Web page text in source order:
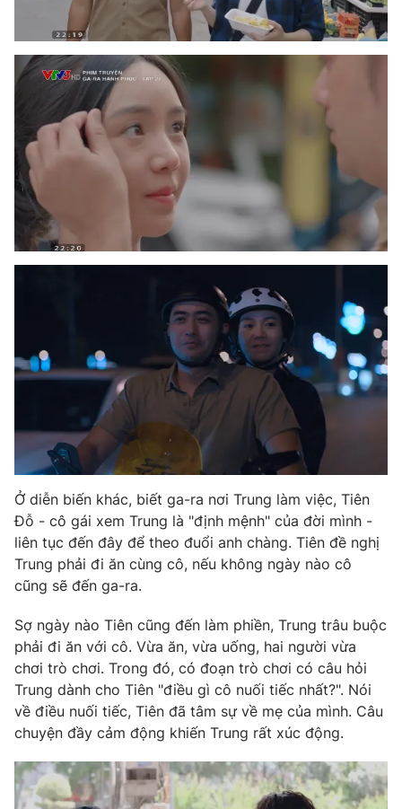
Ở diễn biến khác, biết ga-ra nơi Trung làm việc, Tiên
Đỗ - cô gái xem Trung là "định mệnh" của đời mình -
liên tục đến đây để theo đuổi anh chàng. Tiên đề nghị
Trung phải đi ăn cùng cô, nếu không ngày nào cô
cũng sẽ đến ga-ra.
Sợ ngày nào Tiên cũng đến làm phiền, Trung trâu buộc
phải đi ăn với cô. Vừa ăn, vừa uống, hai người vừa
chơi trò chơi. Trong đó, có đoạn trò chơi có câu hỏi
Trung dành cho Tiên "điều gì cô nuối tiếc nhất?". Nói
về điều nuối tiếc, Tiên đã tâm sự về mẹ của mình. Câu
chuyện đầy cảm động khiến Trung rất xúc động.